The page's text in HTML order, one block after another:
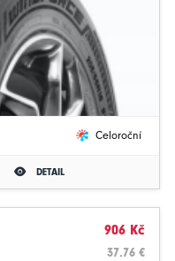
Celoroční
DETAIL
906 Kč
37.76 €